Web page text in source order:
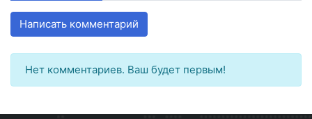
Написать комментарий
Нет комментариев. Ваш будет первым!